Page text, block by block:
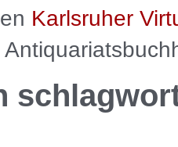
Karlsruher